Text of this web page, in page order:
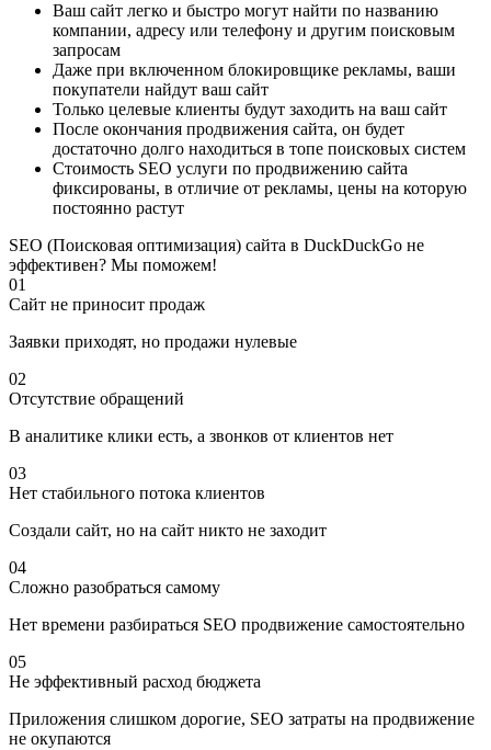
Ваш сайт легко и быстро могут найти по названию
компании, адресу или телефону и другим поисковым
запросам
Даже при включенном блокировщике рекламы, ваши
покупатели найдут ваш сайт
Только целевые клиенты будут заходить на ваш сайт
После окончания продвижения сайта, он будет
достаточно долго находиться в топе поисковых систем
Стоимость SEO услуги по продвижению сайта
фиксированы, в отличие от рекламы, цены на которую
постоянно растут
SEO (Поисковая оптимизация) сайта в DuckDuckGo не
эффективен? Мы поможем!
01
Сайт не приносит продаж
Заявки приходят, но продажи нулевые
02
Отсутствие обращений
В аналитике клики есть, а звонков от клиентов нет
03
Нет стабильного потока клиентов
Создали сайт, но на сайт никто не заходит
04
Сложно разобраться самому
Нет времени разбираться SEO продвижение самостоятельно
05
Не эффективный расход бюджета
Приложения слишком дорогие, SEO затраты на продвижение
не окупаются